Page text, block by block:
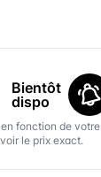
Bientôt
dispo
fonction de votre
le prix exact.